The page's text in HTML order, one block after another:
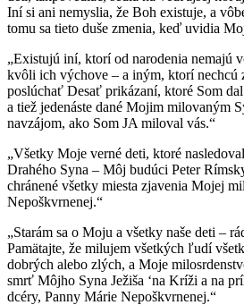
Iní si ani nemyslia, že Boh existuje, a
tomu sa tieto duše zmenia, keď uvidia
„Existujú iní, ktorí od narodenia nemajú
kvôli ich výchove – a iným, ktorí nechcú
poslúchať Desať prikázaní, ktoré Som
a tiež jedenáste dané Mojim milovaným
navzájom, ako Som JA miloval vás.“
„Všetky Moje verné deti, ktoré
Drahého Syna – Môj budúci Peter
chránené všetky miesta zjavenia Mojej
Nepoškvrnenej.“
„Starám sa o Moju a všetky naše deti –
Pamätajte, že milujem všetkých ľudí
dobrých alebo zlých, a Moje
smrť Môjho Syna Ježiša ‘na Kríži a na
dcéry, Panny Márie Nepoškvrnenej.“